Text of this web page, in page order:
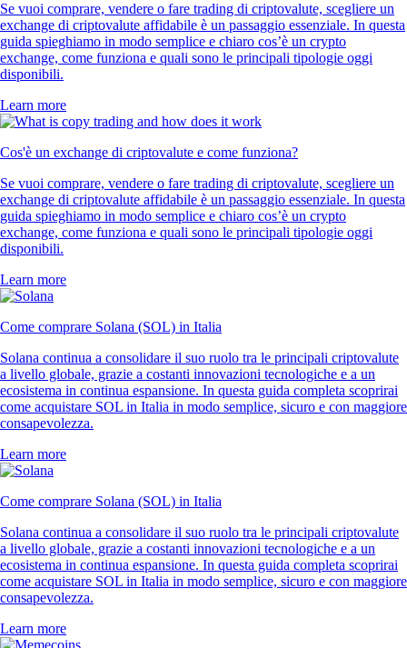
Se vuoi comprare, vendere o fare trading di criptovalute, scegliere un
exchange di criptovalute affidabile è un passaggio essenziale. In questa
guida spieghiamo in modo semplice e chiaro cos’è un crypto
exchange, come funziona e quali sono le principali tipologie oggi
disponibili.
Learn more
Cos'è un exchange di criptovalute e come funziona?
Se vuoi comprare, vendere o fare trading di criptovalute, scegliere un
exchange di criptovalute affidabile è un passaggio essenziale. In questa
guida spieghiamo in modo semplice e chiaro cos’è un crypto
exchange, come funziona e quali sono le principali tipologie oggi
disponibili.
Learn more
Come comprare Solana (SOL) in Italia
Solana continua a consolidare il suo ruolo tra le principali criptovalute
a livello globale, grazie a costanti innovazioni tecnologiche e a un
ecosistema in continua espansione. In questa guida completa scoprirai
come acquistare SOL in Italia in modo semplice, sicuro e con maggiore
consapevolezza.
Learn more
Come comprare Solana (SOL) in Italia
Solana continua a consolidare il suo ruolo tra le principali criptovalute
a livello globale, grazie a costanti innovazioni tecnologiche e a un
ecosistema in continua espansione. In questa guida completa scoprirai
come acquistare SOL in Italia in modo semplice, sicuro e con maggiore
consapevolezza.
Learn more